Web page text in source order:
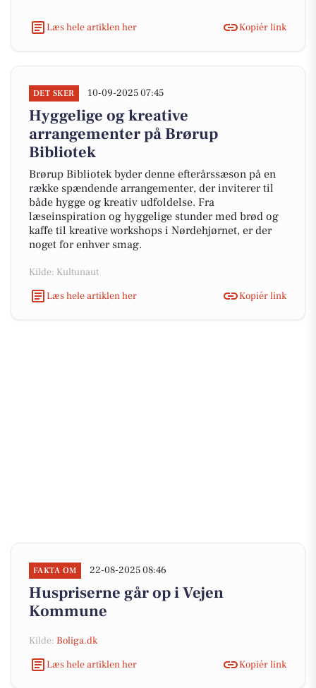
Læs hele artiklen her Kopiér link
DET SKER 10-09-2025 07:45
Hyggelige og kreative
arrangementer på Brørup
Bibliotek
Brørup Bibliotek byder denne efterårssæson på en
række spændende arrangementer, der inviterer til
både hygge og kreativ udfoldelse. Fra
læseinspiration og hyggelige stunder med brød og
kaffe til kreative workshops i Nørdehjørnet, er der
noget for enhver smag.
Kilde: Kultunaut
Læs hele artiklen her
Kopiér link
FAKTA OM 22-08-2025 08:46
Huspriserne går op i Vejen
Kommune
Kilde: Boliga.dk
Læs hele artiklen her
Kopiér link